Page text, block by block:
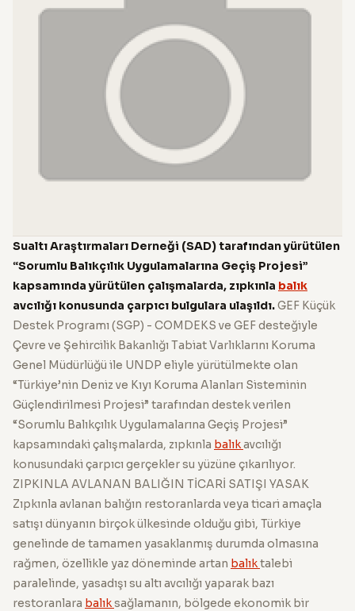
Sualtı Araştırmaları Derneği (SAD) tarafından yürütülen
“Sorumlu Balıkçılık Uygulamalarına Geçiş Projesi”
kapsamında yürütülen çalışmalarda, zıpkınla balık
avcılığı konusunda çarpıcı bulgulara ulaşıldı.GEF Küçük
Destek Programı (SGP) - COMDEKS ve GEF desteğiyle
Çevre ve Şehircilik Bakanlığı Tabiat Varlıklarını Koruma
Genel Müdürlüğü ile UNDP eliyle yürütülmekte olan
“Türkiye’nin Deniz ve Kıyı Koruma Alanları Sisteminin
Güçlendirilmesi Projesi” tarafından destek verilen
“Sorumlu Balıkçılık Uygulamalarına Geçiş Projesi”
kapsamındaki çalışmalarda, zıpkınla balıkavcılığı
konusundaki çarpıcı gerçekler su yüzüne çıkarılıyor.
ZIPKINLA AVLANAN BALIĞIN TİCARİ SATIŞI YASAK
Zıpkınla avlanan balığın restoranlarda veya ticari amaçla
satışı dünyanın birçok ülkesinde olduğu gibi, Türkiye
genelinde de tamamen yasaklanmış durumda olmasına
rağmen, özellikle yaz döneminde artan balıktalebi
paralelinde, yasadışı su altı avcılığı yaparak bazı
restoranlara balıksağlamanın, bölgede ekonomik bir